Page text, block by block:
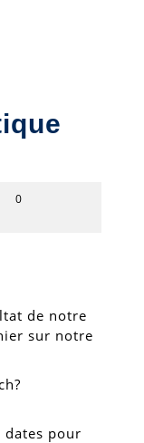
0
de notre
sur notre
dates pour